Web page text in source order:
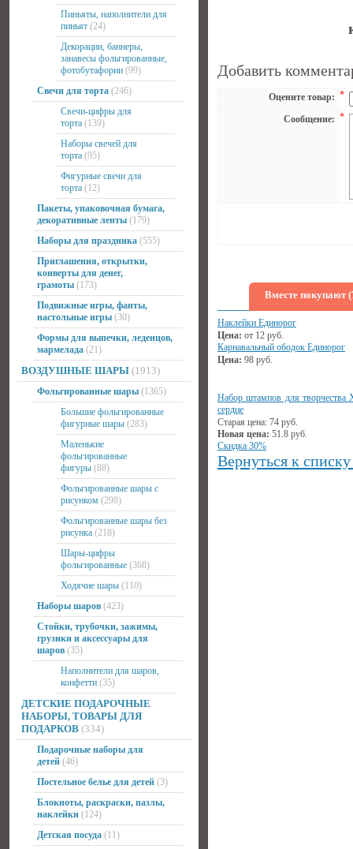
Пиньяты, наполнители для
пиньят (24)
Декорации, баннеры,
занавесы фольгированные,
фотобутафории (99)
Свечи для торта (246)
Свечи-цифры для
торта (139)
Наборы свечей для
торта (95)
Фигурные свечи для
торта (12)
Пакеты, упаковочная бумага,
декоративные ленты (179)
Наборы для праздника (555)
Приглашения, открытки,
конверты для денег,
грамоты (173)
Подвижные игры, фанты,
настольные игры (30)
Формы для выпечки, леденцов,
мармелада (21)
ВОЗДУШНЫЕ ШАРЫ (1913)
Фольгированные шары (1365)
Большие фольгированные
фигурные шары (283)
Маленькие
фольгированные
фигуры (88)
Фольгированные шары с
рисунком (298)
Фольгированные шары без
рисунка (218)
Шары-цифры
фольгированные (368)
Ходячие шары (110)
Наборы шаров (423)
Стойки, трубочки, зажимы,
грузики и аксессуары для
шаров (35)
Наполнители для шаров,
конфетти (35)
ДЕТСКИЕ ПОДАРОЧНЫЕ
НАБОРЫ, ТОВАРЫ ДЛЯ
ПОДАРКОВ (334)
Подарочные наборы для
детей (46)
Постельное белье для детей (3)
Блокноты, раскраски, пазлы,
наклейки (124)
Детская посуда (11)
Добавить
Оцените товар: *
Сообщение: *
Вместе покупают
Наклейки Единорог
Цена: от 12 руб.
Карнавальный ободок Единорог
Цена: 98 руб.
Набор штампов для творчества
сердце
Старая цена: 74 руб.
Новая цена: 51.8 руб.
Скидка 30%
Вернуться к списку